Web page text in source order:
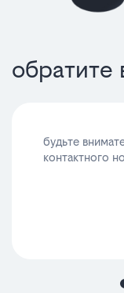
обратите
будьте
контактного